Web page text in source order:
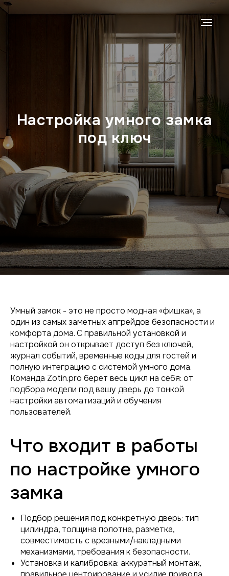
Настройка умного замка
под ключ
Умный замок - это не просто модная «фишка», а
один из самых заметных апгрейдов безопасности и
комфорта дома. С правильной установкой и
настройкой он открывает доступ без ключей,
журнал событий, временные коды для гостей и
полную интеграцию с системой умного дома.
Команда Zotin.pro берет весь цикл на себя: от
подбора модели под вашу дверь до тонкой
настройки автоматизаций и обучения
пользователей.
Что входит в работы
по настройке умного
замка
Подбор решения под конкретную дверь: тип
цилиндра, толщина полотна, разметка,
совместимость с врезными/накладными
механизмами, требования к безопасности.
Установка и калибровка: аккуратный монтаж,